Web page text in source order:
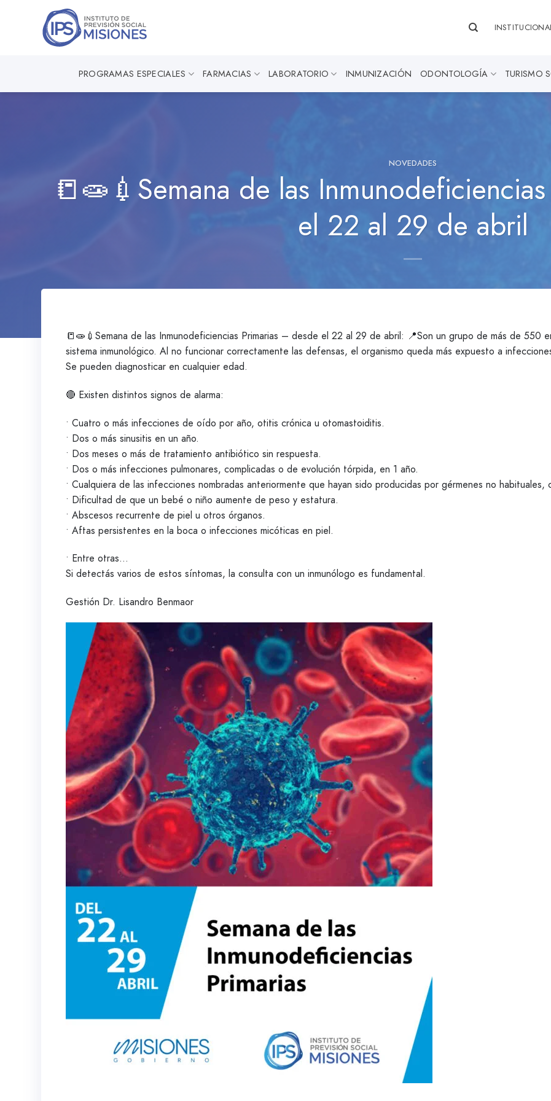
PROGRAMAS ESPECIALES FARMACIAS LABORATORIO INMUNIZACIÓN ODONTOLOGÍA TURISMO
NOVEDADES
📒🧫💉Semana de las
el 22 al 29 de abril
📒🧫💉Semana de las Inmunodeficiencias Primarias – desde el 22 al 29 de abril: 📍Son un grupo de más de
sistema inmunológico. Al no funcionar correctamente las defensas, el organismo queda más expuesto a
Se pueden diagnosticar en cualquier edad.
🔴 Existen distintos signos de alarma:
• Cuatro o más infecciones de oído por año, otitis crónica u otomastoiditis.
• Dos o más sinusitis en un año.
• Dos meses o más de tratamiento antibiótico sin respuesta.
• Dos o más infecciones pulmonares, complicadas o de evolución tórpida, en 1 año.
• Cualquiera de las infecciones nombradas anteriormente que hayan sido producidas por gérmenes no
• Dificultad de que un bebé o niño aumente de peso y estatura.
• Abscesos recurrente de piel u otros órganos.
• Aftas persistentes en la boca o infecciones micóticas en piel.
• Entre otras…
Si detectás varios de estos síntomas, la consulta con un inmunólogo es fundamental.
Gestión Dr. Lisandro Benmaor